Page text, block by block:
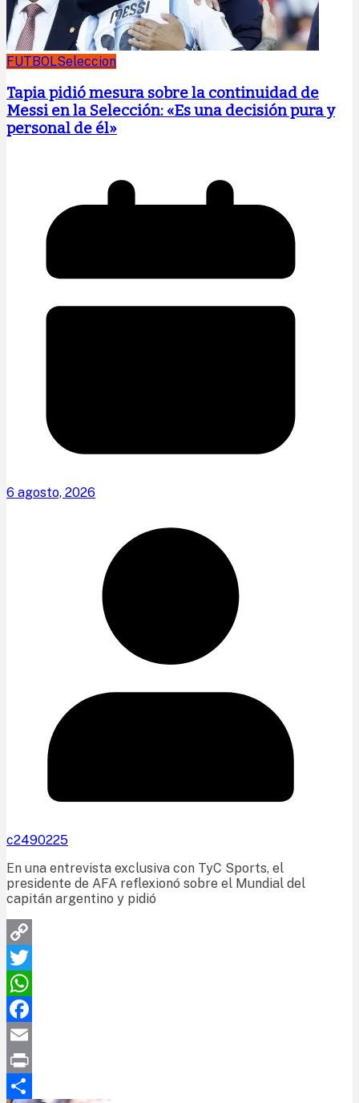
FUTBOLSeleccion
Tapia pidió mesura sobre la continuidad de
Messi en la Selección: «Es una decisión pura y
personal de él»
6 agosto, 2026
c2490225
En una entrevista exclusiva con TyC Sports, el
presidente de AFA reflexionó sobre el Mundial del
capitán argentino y pidió
Copy
Link
Twitter
WhatsApp
Facebook
Email
Print